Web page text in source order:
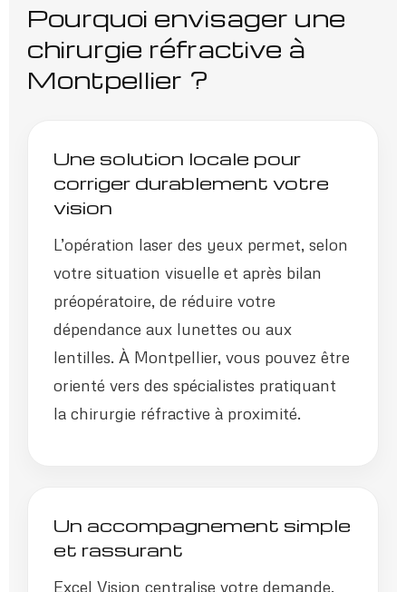
Pourquoi envisager une
chirurgie réfractive à
Montpellier ?
Une solution locale pour
corriger durablement votre
vision
L’opération laser des yeux permet, selon
votre situation visuelle et après bilan
préopératoire, de réduire votre
dépendance aux lunettes ou aux
lentilles. À Montpellier, vous pouvez être
orienté vers des spécialistes pratiquant
la chirurgie réfractive à proximité.
Un accompagnement simple
et rassurant
Excel Vision centralise votre demande,